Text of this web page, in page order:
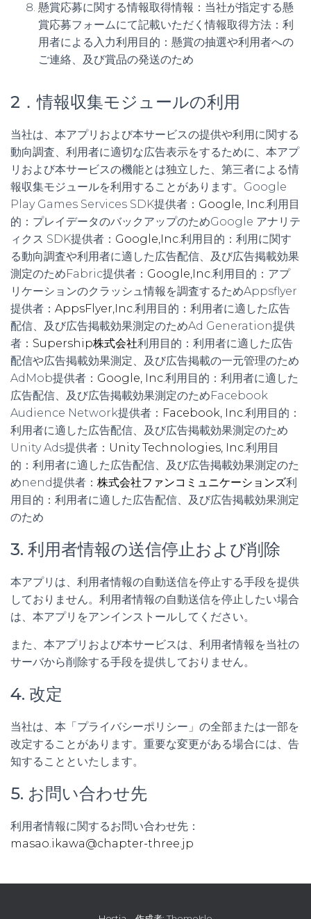
懸賞応募に関する情報取得情報：当社が指定する懸
賞応募フォームにて記載いただく情報取得方法：利
用者による入力利用目的：懸賞の抽選や利用者への
ご連絡、及び賞品の発送のため
2．情報収集モジュールの利用
当社は、本アプリおよび本サービスの提供や利用に関する
動向調査、利用者に適切な広告表示をするために、本アプ
リおよび本サービスの機能とは独立した、第三者による情
報収集モジュールを利用することがあります。Google
Play Games Services SDK提供者： Google, Inc.利用目
的：プレイデータのバックアップのためGoogle アナリテ
ィクス SDK提供者： Google,Inc.利用目的：利用に関す
る動向調査や利用者に適した広告配信、及び広告掲載効果
測定のためFabric提供者： Google,Inc.利用目的：アプ
リケーションのクラッシュ情報を調査するためAppsflyer
提供者： AppsFlyer,Inc.利用目的：利用者に適した広告
配信、及び広告掲載効果測定のためAd Generation提供
者： Supership株式会社利用目的：利用者に適した広告
配信や広告掲載効果測定、及び広告掲載の一元管理のため
AdMob提供者： Google, Inc.利用目的：利用者に適した
広告配信、及び広告掲載効果測定のためFacebook
Audience Network提供者： Facebook, Inc.利用目的：
利用者に適した広告配信、及び広告掲載効果測定のため
Unity Ads提供者： Unity Technologies, Inc.利用目
的：利用者に適した広告配信、及び広告掲載効果測定のた
めnend提供者： 株式会社ファンコミュニケーションズ利
用目的：利用者に適した広告配信、及び広告掲載効果測定
のため
3. 利用者情報の送信停止および削除
本アプリは、利用者情報の自動送信を停止する手段を提供
しておりません。利用者情報の自動送信を停止したい場合
は、本アプリをアンインストールしてください。
また、本アプリおよび本サービスは、利用者情報を当社の
サーバから削除する手段を提供しておりません。
4. 改定
当社は、本「プライバシーポリシー」の全部または一部を
改定することがあります。重要な変更がある場合には、告
知することといたします。
5. お問い合わせ先
利用者情報に関するお問い合わせ先：
masao.ikawa@chapter-three.jp